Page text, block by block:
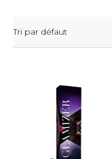
Tri par défaut